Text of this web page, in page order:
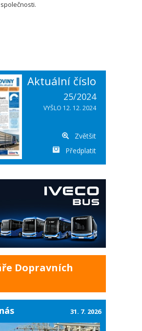
Aktuální číslo
25/2024
VYŠLO 12. 12. 2024
Zvětšit
Předplatit
Dopravních
31. 7. 2026